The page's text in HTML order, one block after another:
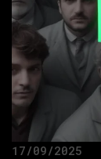
17/09/2025